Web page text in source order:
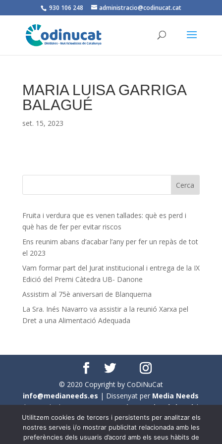
930 106 248 administracio@codinucat.cat
MARIA LUISA GARRIGA
BALAGUÉ
set. 15, 2023
Fruita i verdura que es venen tallades: què es perd i
què has de fer per evitar riscos
Ens reunim abans d’acabar l’any per fer un repàs de tot
el 2023
Vam formar part del Jurat institucional i entrega de la IX
Edició del Premi Càtedra UB- Danone
Assistim al 75è aniversari de Blanquerna
La Sra. Inés Navarro va assistir a la reunió Xarxa pel
Dret a una Alimentació Adequada
© 2020 Copyright by CoDiNuCat
info@medianeeds.es | Dissenyat per Media Needs
| Tots els drets reservats aCoDiNuCat |Avís legal|
Avís per cookies
En aquest web s'ha tingut en compte l'ús no sexista del
Utilitzem cookies de tercers i persistents per analitzar els
nostres serveis i/o mostrar publicitat relacionada amb les
preferències dels usuaris d’acord amb els seus hàbits de